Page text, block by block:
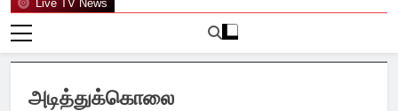
Live TV News
அடித்துக்கொலை